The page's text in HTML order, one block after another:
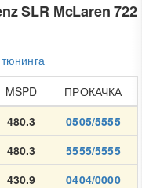
SLR McLaren 722
MSPD
ПРОКАЧКА
480.3
0505/5555
480.3
5555/5555
430.9
0404/0000